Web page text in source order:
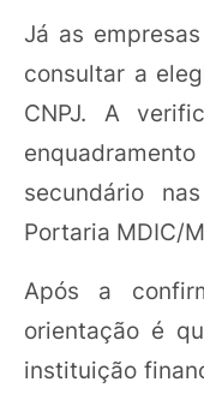
Já as
consultar a
CNPJ. A
secundário
Portaria MDIC/
Após a
orientação é
instituição